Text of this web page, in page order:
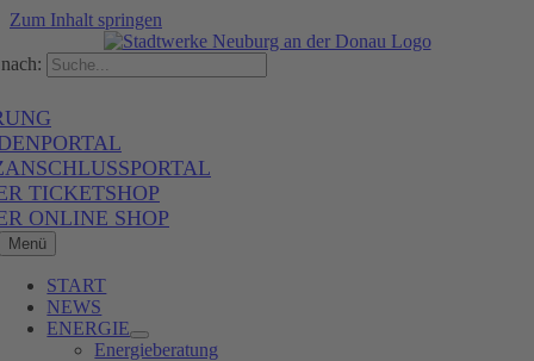
Zum Inhalt springen
TICKETSHOP
ONLINE SHOP
Menü
START
NEWS
ENERGIE
Energieberatung